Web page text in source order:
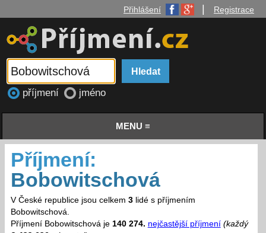
Přihlášení Registrace
příjmení jméno
MENU ≡
Příjmení:
Bobowitschová
V České republice jsou celkem 3lidé s příjmením
Bobowitschová.
Příjmení Bobowitschová je 140 274. nejčastější příjmení (každý